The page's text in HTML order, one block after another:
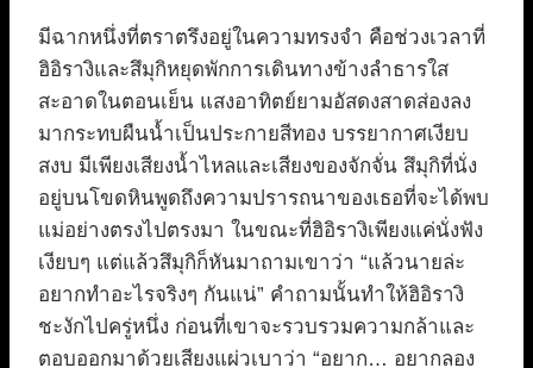
มีฉากหนึ่งที่ตราตรึงอยู่ในความทรงจำ คือช่วงเวลาที่
ฮิอิรางิและสึมุกิหยุดพักการเดินทางข้างลำธารใส
สะอาดในตอนเย็น แสงอาทิตย์ยามอัสดงสาดส่องลง
มากระทบผืนน้ำเป็นประกายสีทอง บรรยากาศเงียบ
สงบ มีเพียงเสียงน้ำไหลและเสียงของจักจั่น สึมุกิที่นั่ง
อยู่บนโขดหินพูดถึงความปรารถนาของเธอที่จะได้พบ
แม่อย่างตรงไปตรงมา ในขณะที่ฮิอิรางิเพียงแค่นั่งฟัง
เงียบๆ แต่แล้วสึมุกิก็หันมาถามเขาว่า “แล้วนายล่ะ
อยากทำอะไรจริงๆ กันแน่” คำถามนั้นทำให้ฮิอิรางิ
ชะงักไปครู่หนึ่ง ก่อนที่เขาจะรวบรวมความกล้าและ
ตอบออกมาด้วยเสียงแผ่วเบาว่า “อยาก… อยากลอง